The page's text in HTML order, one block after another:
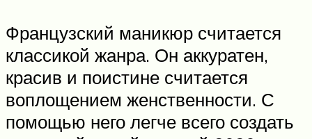
Французский маникюр считается
классикой жанра. Он аккуратен,
красив и поистине считается
воплощением женственности. С
помощью него легче всего создать